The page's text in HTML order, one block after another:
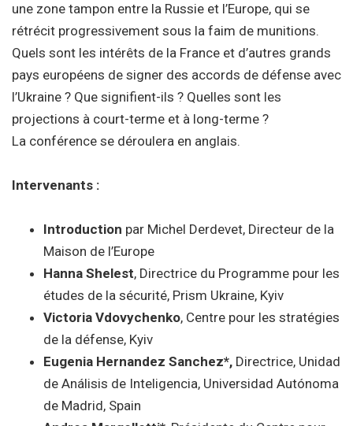
une zone tampon entre la Russie et l’Europe, qui se
rétrécit progressivement sous la faim de munitions.
Quels sont les intérêts de la France et d’autres grands
pays européens de signer des accords de défense avec
l’Ukraine ? Que signifient-ils ? Quelles sont les
projections à court-terme et à long-terme ?
La conférence se déroulera en anglais.
Intervenants :
Introduction par Michel Derdevet, Directeur de la
Maison de l’Europe
Hanna Shelest, Directrice du Programme pour les
études de la sécurité, Prism Ukraine, Kyiv
Victoria Vdovychenko, Centre pour les stratégies
de la défense, Kyiv
Eugenia Hernandez Sanchez*, Directrice, Unidad
de Análisis de Inteligencia, Universidad Autónoma
de Madrid, Spain